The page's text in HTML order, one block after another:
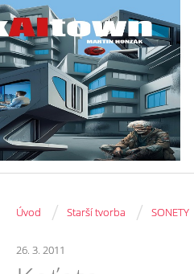
Úvod / Starší tvorba / SONETY
26. 3. 2011